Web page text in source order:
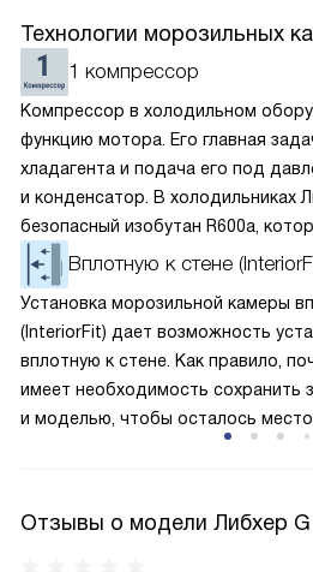
Технологии морозильных
1 компрессор
Компрессор в холодильном
функцию мотора. Его главная
хладагента и подача его под
и конденсатор. В холодильниках
безопасный изобутан R600a,
окружающей среде. Компрессор
по охладительному контуру по
лучше работает «мотор» прибора,
и быстрее происходит
меньше электроэнергии.
Вплотную к стене
Установка морозильной камеры
(InteriorFit) дает возможность
вплотную к стене. Как правило,
имеет необходимость сохранить
и моделью, чтобы осталось
другими способами
Отзывы о модели Либхер G